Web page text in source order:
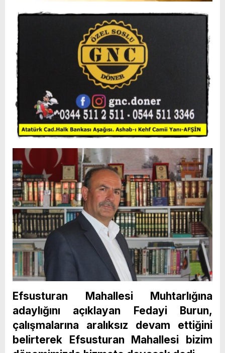
Efsusturan Mahallesi Muhtarlığına
adaylığını açıklayan Fedayi Burun,
çalışmalarına aralıksız devam ettiğini
belirterek Efsusturan Mahallesi bizim